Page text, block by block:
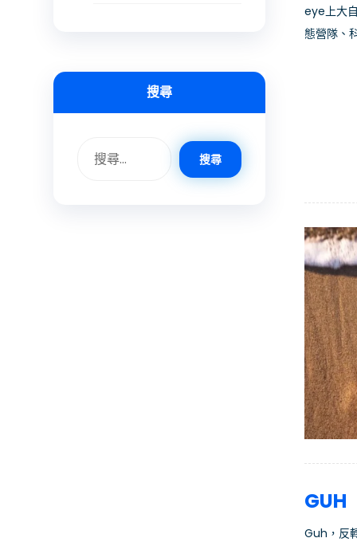
eye上大
態營隊、
GUH
Guh，反
搜尋